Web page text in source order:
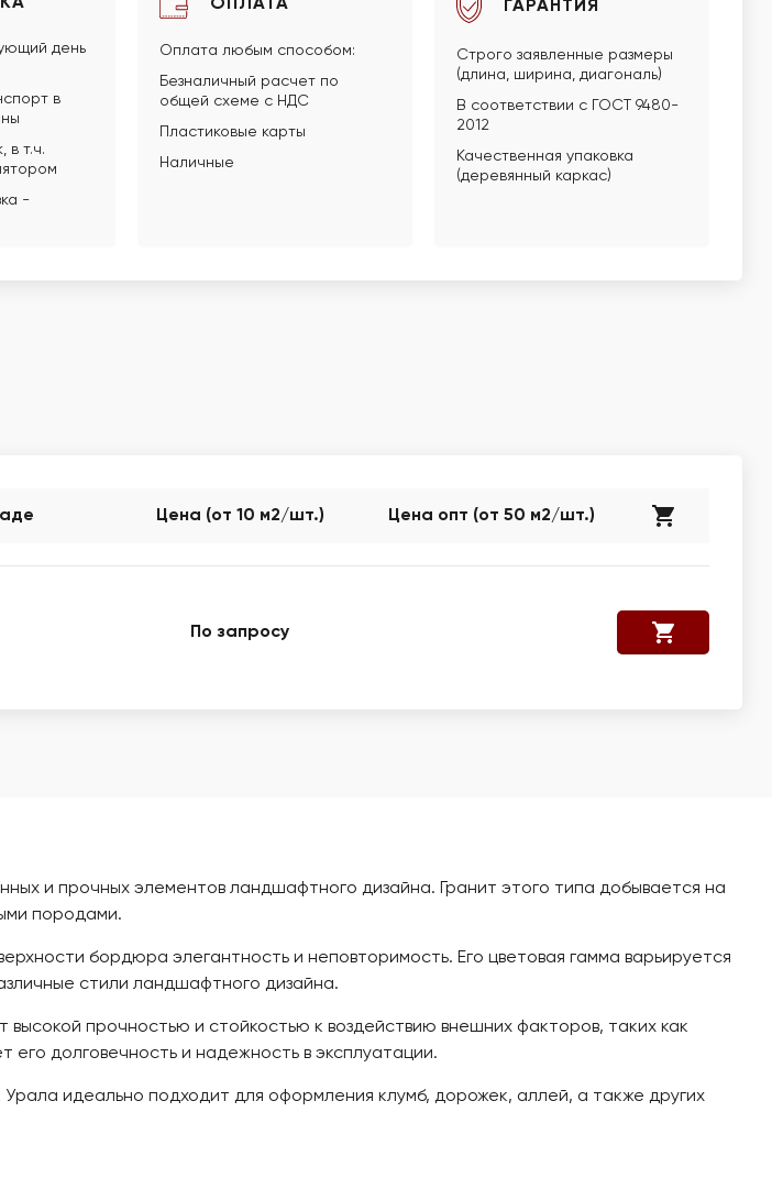
день
в
в т.ч.
-
ОПЛАТА
Оплата любым способом:
Безналичный расчет по
общей схеме с НДС
Пластиковые карты
Наличные
ГАРАНТИЯ
Строго заявленные размеры
(длина, ширина, диагональ)
В соответствии с ГОСТ 9480-
2012
Качественная упаковка
(деревянный каркас)
Цена (от 10 м2/шт.) Цена опт (от 50 м2/шт.)
По запросу
и прочных элементов ландшафтного дизайна. Гранит этого типа добывается на
породами.
бордюра элегантность и неповторимость. Его цветовая гамма варьируется
стили ландшафтного дизайна.
прочностью и стойкостью к воздействию внешних факторов, таких как
его долговечность и надежность в эксплуатации.
идеально подходит для оформления клумб, дорожек, аллей, а также других